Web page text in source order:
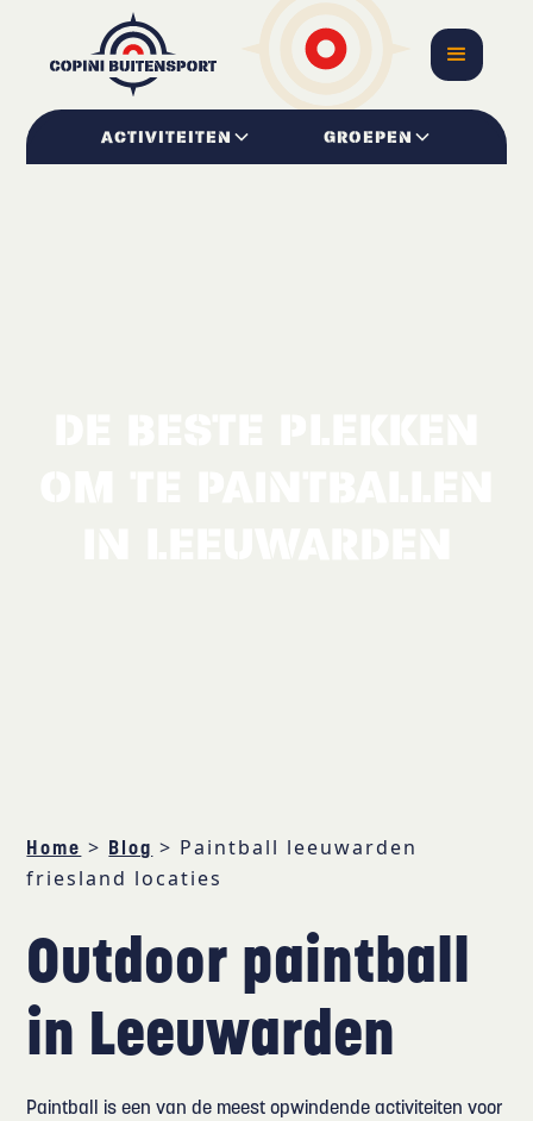
ACTIVITEITEN GROEPEN
Home > Blog > Paintball leeuwarden
friesland locaties
Outdoor paintball
in Leeuwarden
Paintball is een van de meest opwindende activiteiten voor